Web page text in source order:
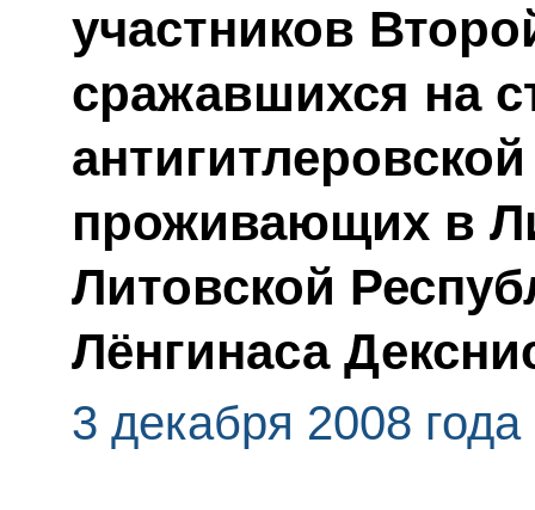
участников
сражавшихся на
проживающих в
Литовской
Лёнгинаса
3 декабря 2008 года